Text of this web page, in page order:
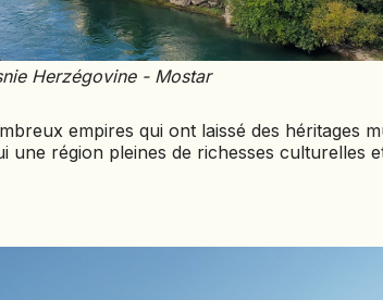
Herzégovine - Mostar
empires qui ont laissé des héritages
une région pleines de richesses culturelles